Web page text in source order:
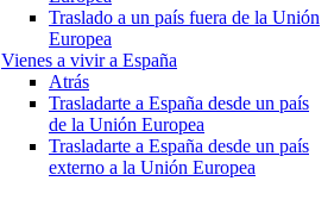
Traslado a un país fuera de la Unión
Europea
Vienes a vivir a España
Atrás
Trasladarte a España desde un país
de la Unión Europea
Trasladarte a España desde un país
externo a la Unión Europea